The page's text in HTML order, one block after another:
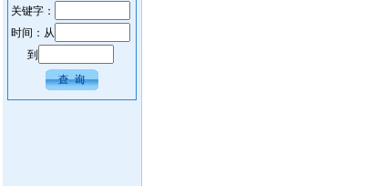
关键字：
时间：从
到